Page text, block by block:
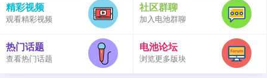
精彩视频
观看精彩视频
社区群聊
加入电池群聊
热门话题
查看热门话题
电池论坛
浏览更多版块